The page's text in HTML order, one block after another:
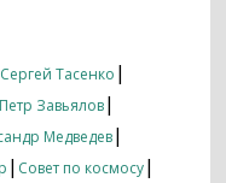
Сергей Тасенко |
Петр Завьялов|
Медведев|
| Совет по космосу|